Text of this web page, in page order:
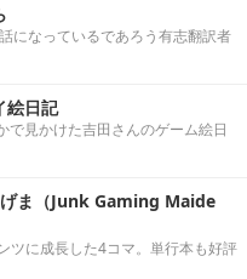
になっているであろう有志翻訳者
絵日記
で見かけた吉田さんのゲーム絵日
げま（Junk Gaming Maide
ツに成長した4コマ。単行本も好評